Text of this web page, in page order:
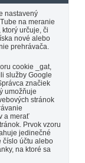
nastavený
na meranie
ktorý určuje, či
nové alebo
prehrávača.
cookie _gat,
služby Google
značiek
umožňuje
stránok
a merať
Prvok vzoru
jedinečné
číslo účtu alebo
na ktoré sa